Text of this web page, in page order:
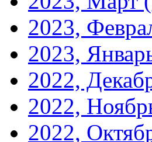
2023,
2023,
2022,
2022,
2022,